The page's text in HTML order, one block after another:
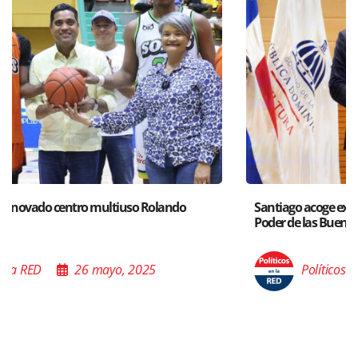
Santiago acoge exposición del Ministro de Cultura sobre “El
Políticos en la RED 26 mayo, 2025